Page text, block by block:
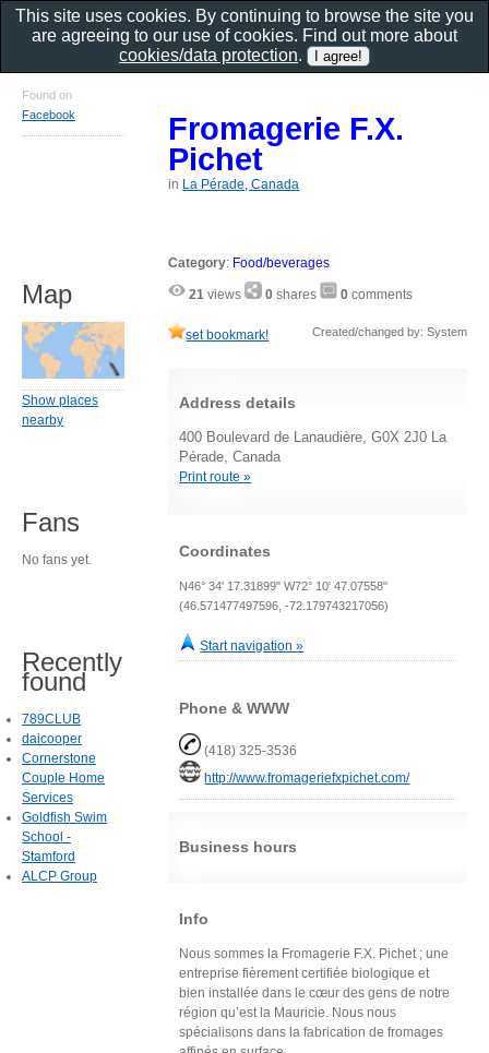
Fromagerie F.X.
Pichet
in La Pérade, Canada
Category: Food/beverages
21 views 0 shares 0 comments
set bookmark! Created/changed by: System
Address details
400 Boulevard de Lanaudière, G0X 2J0 La
Pérade, Canada
Print route »
Coordinates
N46° 34' 17.31899" W72° 10' 47.07558"
(46.571477497596, -72.179743217056)
Start navigation »
Phone & WWW
(418) 325-3536
http://www.fromageriefxpichet.com/
Business hours
Info
Nous sommes la Fromagerie F.X. Pichet ; une
entreprise fièrement certifiée biologique et
bien installée dans le cœur des gens de notre
région qu’est la Mauricie. Nous nous
spécialisons dans la fabrication de fromages
Found on
Facebook
Map
Show places
nearby
Fans
No fans yet.
Recently
found
789CLUB
daicooper
Cornerstone
Couple Home
Services
Goldfish Swim
School -
Stamford
ALCP Group
This site uses cookies. By continuing to browse the site you
are agreeing to our use of cookies. Find out more about
cookies/data protection.